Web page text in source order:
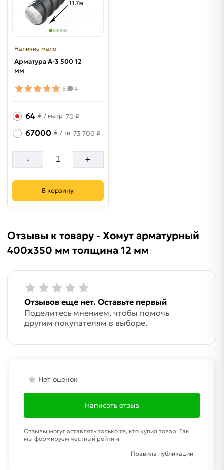
Наличие мало
Арматура A-3 500 12
мм
5 4
64 ₽ / метр 70 ₽
67000 ₽ / тн 73 700 ₽
- +
В корзину
Отзывы к товару - Хомут арматурный
400х350 мм толщина 12 мм
Отзывов еще нет. Оставьте первый
Поделитесь мнением, чтобы помочь
другим покупателям в выборе.
Нет оценок
Написать отзыв
Отзывы могут оставлять только те, кто купил товар. Так
мы формируем честный рейтинг
Правила публикации